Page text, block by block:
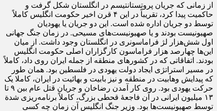
از زمانی که جریان پروتستانتیسم در انگلستان شکل گرفت و
حاکمیت پیدا کرد، تقریباً در این ۴ قرن اخیر حکومت انگلیس کاملاً
توسط دو جریان اداره شده است. این دو جریان یا یهودیان
صهیونیست بودند و یا صهیونیست‌های مسیحی. در زمان جنگ جهانی
اول شش‌هزار لژ فراماسونری در انگلستان وجود داشت. از میان
این‌ها چهارصد هزار فراماسون کارگزاران اصلی حکومت انگلیس
بودند. اتفاقاتی که در کشور‌های منطقه از جمله ایران روی داد، کاملاً
در مسیر استراتژی ایجاد دولت یهودی در فلسطین بود. همان طور
که پیدایش وهابیت در منطقه و نیز بابیت و بهائیت در ایران، کاملا یک
حرکت یهودی بود. روی کار آمدن رضاخان و جریان قتل عام بین ۹ تا
۱۳ میلیون ایرانی در آن فاجعۀ قحطی بزرگ، کاملاً برنامه‌ریزی شدة
توسط صهیونیست‌ها بود. وزیر جنگ انگلیس آن زمان چه کسی